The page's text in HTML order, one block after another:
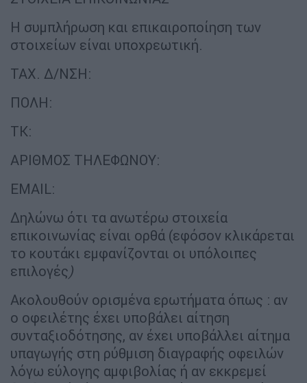
Η συμπλήρωση και επικαιροποίηση των
στοιχείων είναι υποχρεωτική.
ΤΑΧ. Δ/ΝΣΗ:
ΠΟΛΗ:
ΤΚ:
ΑΡΙΘΜΟΣ ΤΗΛΕΦΩΝΟΥ:
EMAIL:
Δηλώνω ότι τα ανωτέρω στοιχεία
επικοινωνίας είναι ορθά (εφόσον κλικάρεται
το κουτάκι εμφανίζονται οι υπόλοιπες
επιλογές)
Ακολουθούν ορισμένα ερωτήματα όπως : αν
ο οφειλέτης έχει υποβάλει αίτηση
συνταξιοδότησης, αν έχει υποβάλλει αίτημα
υπαγωγής στη ρύθμιση διαγραφής οφειλών
λόγω εύλογης αμφιβολίας ή αν εκκρεμεί